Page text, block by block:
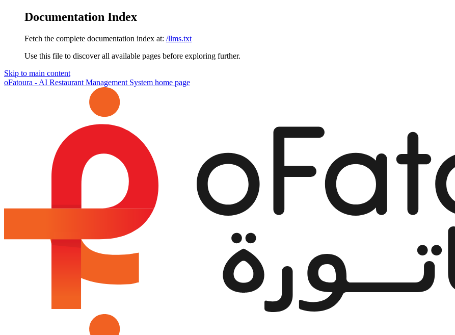
Documentation Index
Fetch the complete documentation index at: /llms.txt
Use this file to discover all available pages before exploring further.
Skip to main content
oFatoura - AI Restaurant Management System home page